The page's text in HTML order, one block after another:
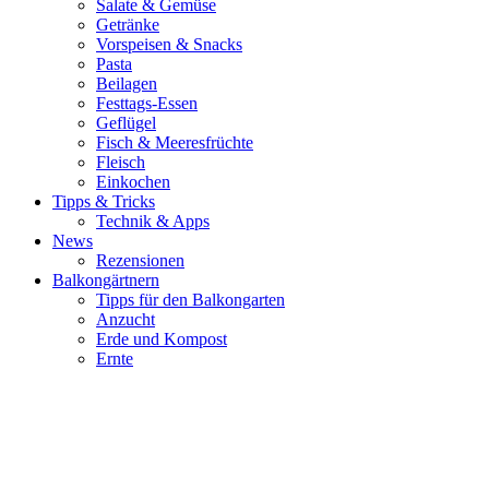
Salate & Gemüse
Getränke
Vorspeisen & Snacks
Pasta
Beilagen
Festtags-Essen
Geflügel
Fisch & Meeresfrüchte
Fleisch
Einkochen
Tipps & Tricks
Technik & Apps
News
Rezensionen
Balkongärtnern
Tipps für den Balkongarten
Anzucht
Erde und Kompost
Ernte